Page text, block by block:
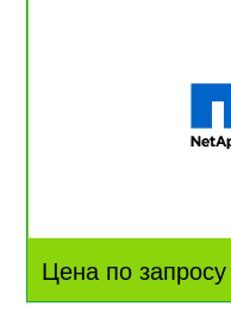
Цена по запросу